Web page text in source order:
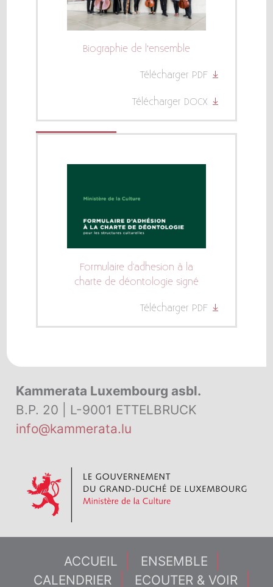
Biographie de l‘ensemble
Télécharger PDF
Télécharger DOCX
Formulaire d'adhesion à la
charte de déontologie signé
Télécharger PDF
Kammerata Luxembourg asbl.
B.P. 20 | L-9001 ETTELBRUCK
info@kammerata.lu
ACCUEIL
ENSEMBLE
CALENDRIER
ECOUTER & VOIR